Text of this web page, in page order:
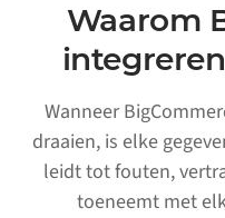
Waarom
Wanneer
draaien, is elke
leidt tot fouten,
toeneemt met